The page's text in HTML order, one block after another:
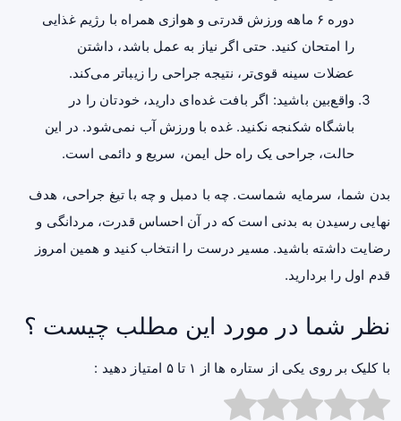
دوره ۶ ماهه ورزش قدرتی و هوازی همراه با رژیم غذایی
را امتحان کنید. حتی اگر نیاز به عمل باشد، داشتن
عضلات سینه قوی‌تر، نتیجه جراحی را زیباتر می‌کند.
واقع‌بین باشید: اگر بافت غده‌ای دارید، خودتان را در
باشگاه شکنجه نکنید. غده با ورزش آب نمی‌شود. در این
حالت، جراحی یک راه حل ایمن، سریع و دائمی است.
بدن شما، سرمایه شماست. چه با دمبل و چه با تیغ جراحی، هدف
نهایی رسیدن به بدنی است که در آن احساس قدرت، مردانگی و
رضایت داشته باشید. مسیر درست را انتخاب کنید و همین امروز
قدم اول را بردارید.
نظر شما در مورد این مطلب چیست ؟
با کلیک بر روی یکی از ستاره ها از ۱ تا ۵ امتیاز دهید :